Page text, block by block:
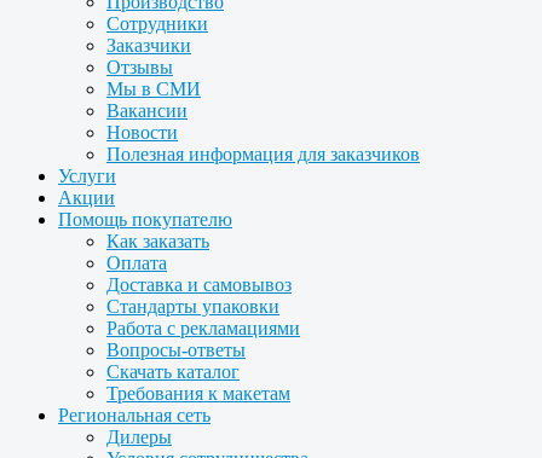
Сотрудники
Заказчики
Отзывы
Мы в СМИ
Вакансии
Новости
Полезная информация для заказчиков
Услуги
Акции
Помощь покупателю
Как заказать
Оплата
Доставка и самовывоз
Стандарты упаковки
Работа с рекламациями
Вопросы-ответы
Скачать каталог
Требования к макетам
Региональная сеть
Дилеры